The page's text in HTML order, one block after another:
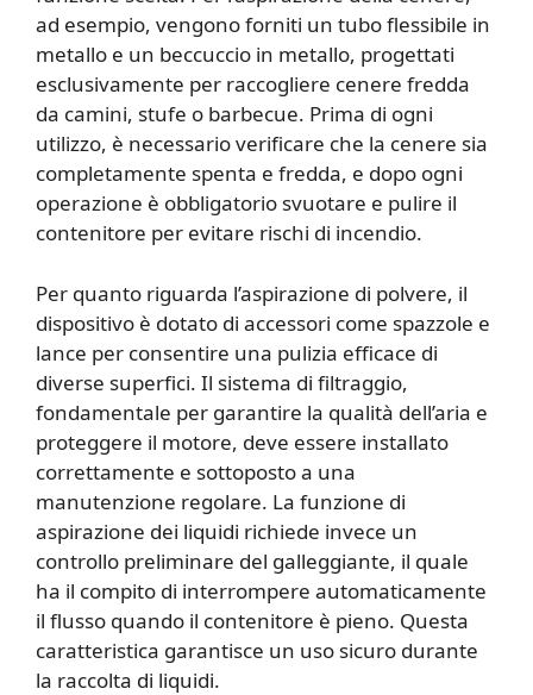
ad esempio, vengono forniti un tubo flessibile in
metallo e un beccuccio in metallo, progettati
esclusivamente per raccogliere cenere fredda
da camini, stufe o barbecue. Prima di ogni
utilizzo, è necessario verificare che la cenere sia
completamente spenta e fredda, e dopo ogni
operazione è obbligatorio svuotare e pulire il
contenitore per evitare rischi di incendio.
Per quanto riguarda l’aspirazione di polvere, il
dispositivo è dotato di accessori come spazzole e
lance per consentire una pulizia efficace di
diverse superfici. Il sistema di filtraggio,
fondamentale per garantire la qualità dell’aria e
proteggere il motore, deve essere installato
correttamente e sottoposto a una
manutenzione regolare. La funzione di
aspirazione dei liquidi richiede invece un
controllo preliminare del galleggiante, il quale
ha il compito di interrompere automaticamente
il flusso quando il contenitore è pieno. Questa
caratteristica garantisce un uso sicuro durante
la raccolta di liquidi.